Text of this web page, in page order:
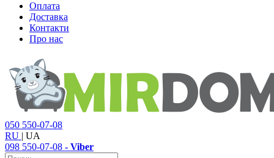
Оплата
Доставка
Контакти
Про нас
050 550-07-08
RU | UA
098 550-07-08 - Viber